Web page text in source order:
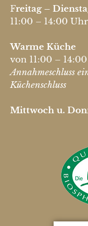
Freitag –
11:00 – 14:00
Warme Küche
von 11:00 –
Annahmeschluss
Küchenschluss
Mittwoch u.